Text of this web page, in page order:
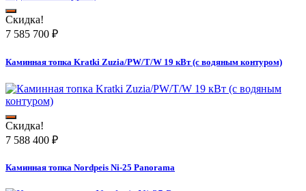
Скидка!
7 585 700 ₽
Каминная топка Kratki Zuzia/PW/T/W 19 кВт (с водяным контуром)
Скидка!
7 588 400 ₽
Каминная топка Nordpeis Ni-25 Panorama